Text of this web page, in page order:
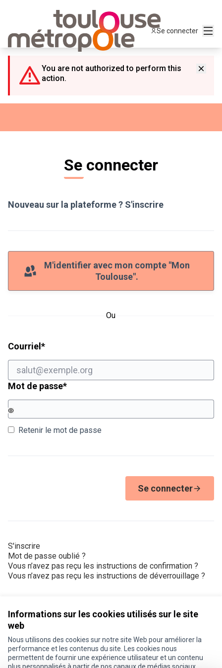
Informations sur les cookies utilisés sur le site
web
Nous utilisons des cookies sur notre site Web pour améliorer la
performance et les contenus du site. Les cookies nous
permettent de fournir une expérience utilisateur et un contenu
Se connecter
You are not authorized to perform this
action.
Se connecter
Nouveau sur la plateforme ? S'inscrire
M'identifier avec mon compte "Mon
Toulouse".
Ou
Courriel *Champ obligatoire
Mot de passe*Champ obligatoire
Retenir le mot de passe
Se connecter
S'inscrire
Mot de passe oublié ?
Vous n’avez pas reçu les instructions de confirmation ?
Vous n’avez pas reçu les instructions de déverrouillage ?
Conditions d'utilisation
Paramètres des cookies
Je participe ! sur X
Je participe ! sur Facebook
Je participe ! sur Instagram